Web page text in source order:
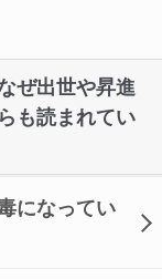
ぜ出世や昇進
も読まれてい
になってい